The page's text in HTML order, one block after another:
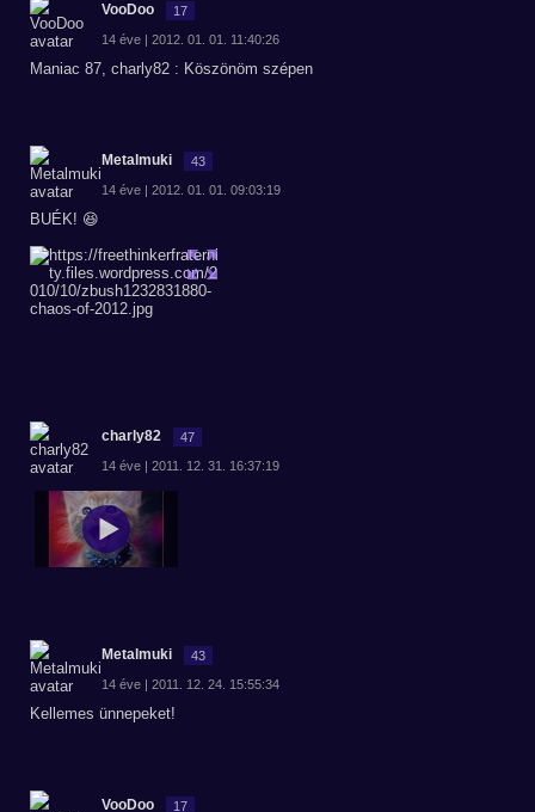
VooDoo 17
14 éve | 2012. 01. 01. 11:40:26
Maniac 87, charly82 : Köszönöm szépen
Metalmuki 43
14 éve | 2012. 01. 01. 09:03:19
BUÉK! 😆
charly82 47
14 éve | 2011. 12. 31. 16:37:19
Metalmuki 43
14 éve | 2011. 12. 24. 15:55:34
Kellemes ünnepeket!
VooDoo 17